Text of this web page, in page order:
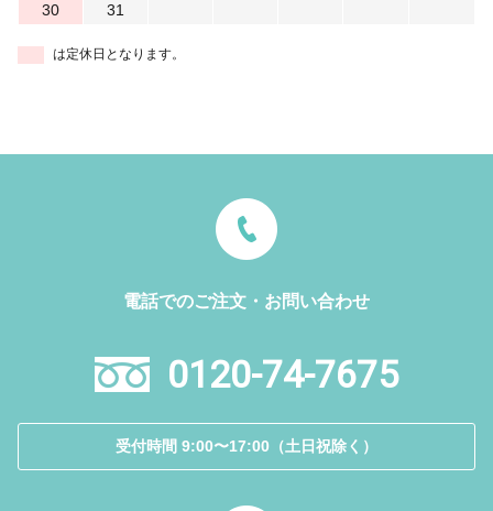
30
31
は定休日となります。
電話でのご注文・お問い合わせ
0120-74-7675
受付時間 9:00〜17:00（土日祝除く）